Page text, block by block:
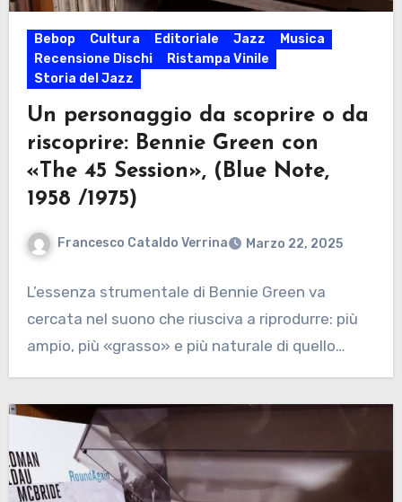
Bebop Cultura Editoriale Jazz
Musica
Recensione Dischi
Ristampa Vinile
Storia del Jazz
Un personaggio da scoprire o da
riscoprire: Bennie Green con
«The 45 Session», (Blue Note,
1958 /1975)
Francesco Cataldo Verrina Marzo 22, 2025
L’essenza strumentale di Bennie Green va
cercata nel suono che riusciva a riprodurre: più
ampio, più «grasso» e più naturale di quello…